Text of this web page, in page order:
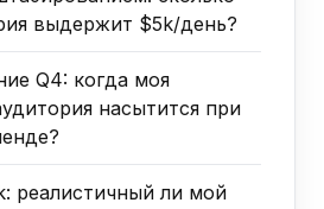
выдержит $5k/день?
Q4: когда моя
насытится при
реалистичный ли мой